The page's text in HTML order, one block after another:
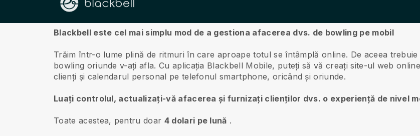
Despre noi
Blackbell este cel mai simplu mod de a gestiona afacerea dvs. de bowling pe mobil
Trăim într-o lume plină de ritmuri în care aproape totul se întâmplă online. De aceea
bowling oriunde v-ați afla. Cu aplicația Blackbell Mobile, puteți să vă creați site-ul web
clienți și calendarul personal pe telefonul smartphone, oricând și oriunde.
Luați controlul, actualizați-vă afacerea și furnizați clienților dvs. o experiență de nivel
Toate acestea, pentru doar 4 dolari pe lună .